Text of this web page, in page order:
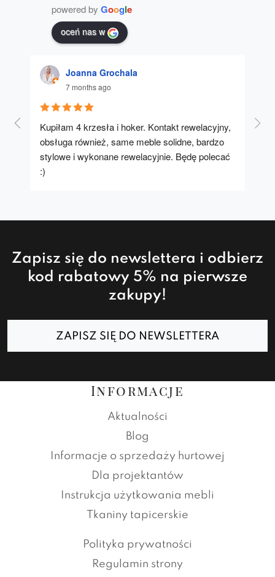
powered by Google
oceń nas w
Joanna Grochala
7 months ago
Kupiłam 4 krzesła i hoker. Kontakt rewelacyjny,
obsługa również, same meble solidne, bardzo
stylowe i wykonane rewelacyjnie. Będę polecać
:)
A
Zapisz się do newslettera i odbierz
kod rabatowy 5% na pierwsze
zakupy!
ZAPISZ SIĘ DO NEWSLETTERA
Informacje
Aktualności
Blog
Informacje o sprzedaży hurtowej
Dla projektantów
Instrukcja użytkowania mebli
Tkaniny tapicerskie
Polityka prywatności
Regulamin strony